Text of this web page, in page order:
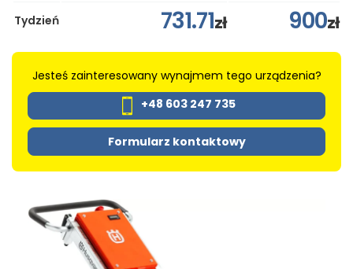
Tydzień 731.71zł 900zł
Jesteś zainteresowany wynajmem tego urządzenia?
+48 603 247 735
Formularz kontaktowy